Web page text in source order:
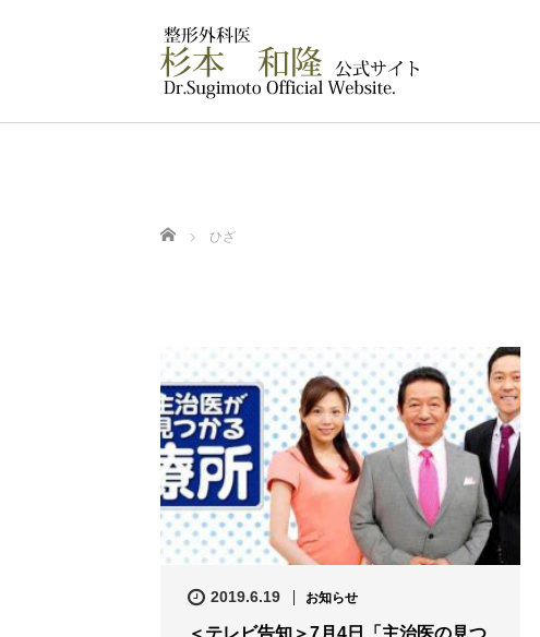
ホーム ひざ
2019.6.19 お知らせ
＜テレビ告知＞7月4日「主治医の見つ